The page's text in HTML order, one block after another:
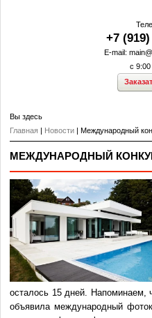
+7
E-mail:
с 9:00
Вы здесь
Главная | Новости | Международный
МЕЖДУНАРОДНЫЙ
осталось 15 дней. Напоминаем,
объявила международный